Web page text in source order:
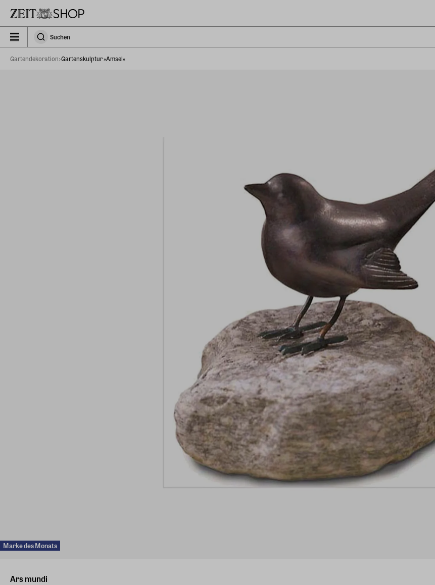
zeit_storefront.components.search.collapsed
SuchenSuchen
Gartendekoration Gartenskulptur »Amsel«
Marke des Monats
Ars mundi